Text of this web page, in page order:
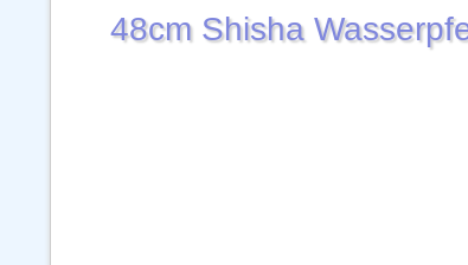
48cm Shisha